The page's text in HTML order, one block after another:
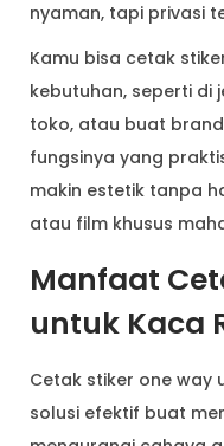
nyaman, tapi privasi
Kamu bisa cetak
kebutuhan, seperti di
toko, atau buat
fungsinya yang
makin estetik tanpa
atau film khusus
Manfaat
untuk Kaca
Cetak stiker one way
solusi efektif buat